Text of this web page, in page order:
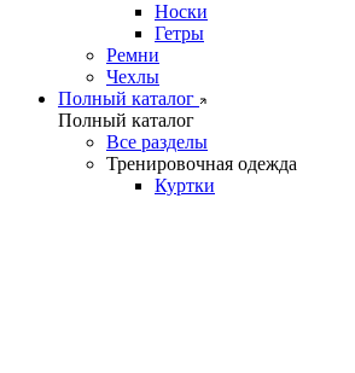
Носки
Гетры
Ремни
Чехлы
Полный каталог
Полный каталог
Все разделы
Тренировочная одежда
Куртки